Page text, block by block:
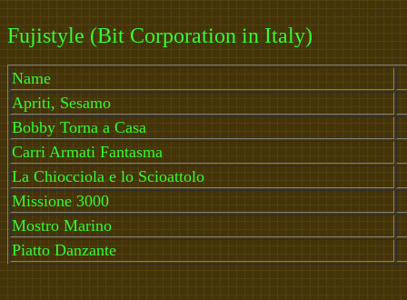
Fujistyle (Bit Corporation in Italy)
Name
Apriti, Sesamo
Bobby Torna a Casa
Carri Armati Fantasma
La Chiocciola e lo Scioattolo
Missione 3000
Mostro Marino
Piatto Danzante